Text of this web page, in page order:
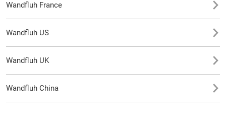
Wandfluh France
Wandfluh US
Wandfluh UK
Wandfluh China